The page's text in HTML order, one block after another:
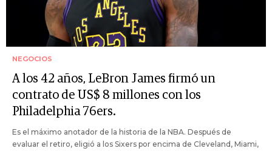
NEGOCIOS
A los 42 años, LeBron James firmó un
contrato de US$ 8 millones con los
Philadelphia 76ers.
Es el máximo anotador de la historia de la NBA. Después de
evaluar el retiro, eligió a los Sixers por encima de Cleveland, Miami,